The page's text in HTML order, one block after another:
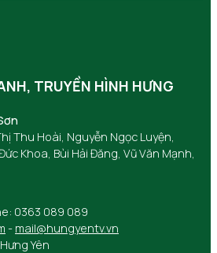
TRUYỀN HÌNH HƯNG
Thu Hoài, Nguyễn Ngọc Luyện,
Khoa, Bùi Hải Đăng, Vũ Văn Mạnh,
0363 089 089
- mail@hungyentv.vn
Yên